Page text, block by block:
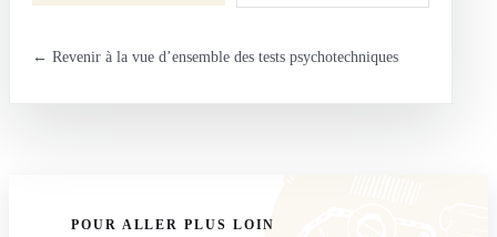
← Revenir à la vue d’ensemble des tests psychotechniques
POUR ALLER PLUS LOIN